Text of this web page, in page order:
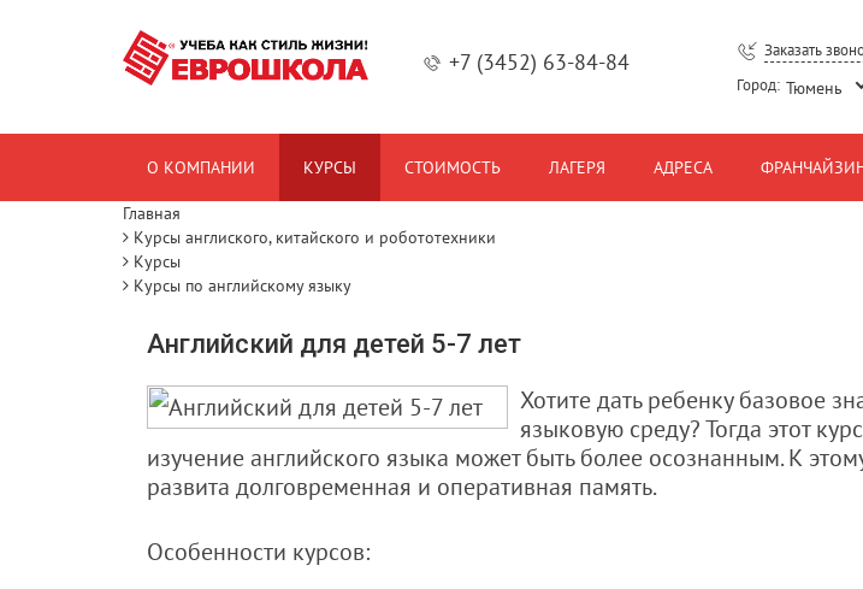
+7 (3452) 63-84-84
Заказать
Город: Тюмень
О КОМПАНИИ КУРСЫ СТОИМОСТЬ ЛАГЕРЯ АДРЕСА
Главная
Курсы англиского, китайского и робототехники
Курсы
Курсы по английскому языку
Английский для детей 5-7 лет
Хотите дать ребенку базовое
языковую среду? Тогда этот
изучение английского языка может быть более осознанным. К
развита долговременная и оперативная память.
Особенности курсов: